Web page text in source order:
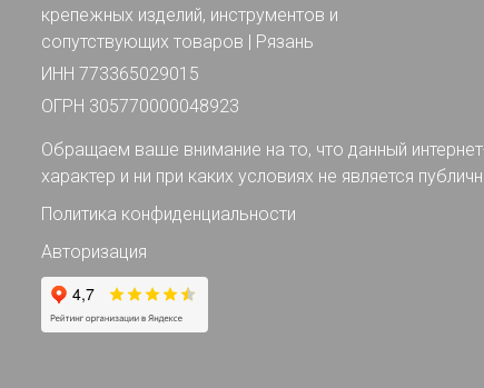
крепежных изделий, инструментов и
сопутствующих товаров | Рязань
ИНН 773365029015
ОГРН 305770000048923
Обращаем ваше внимание на то, что данный
характер и ни при каких условиях не является
Политика конфиденциальности
Авторизация